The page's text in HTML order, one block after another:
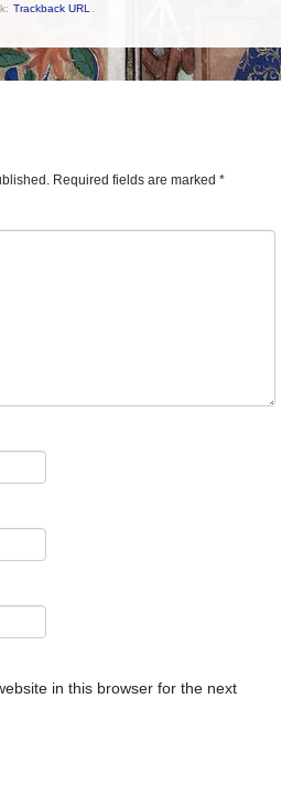
Trackback URL
Required fields are marked *
in this browser for the next